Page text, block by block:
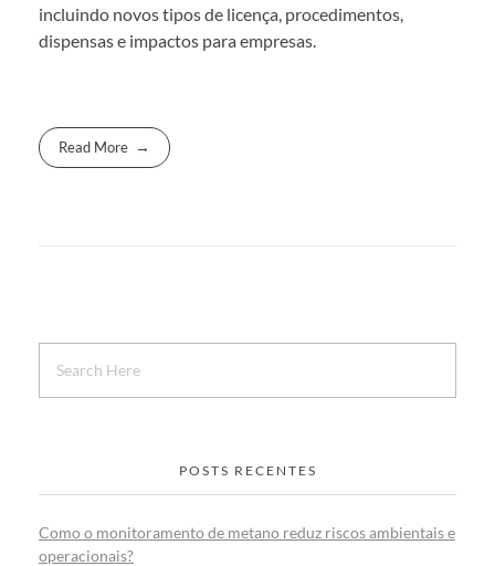
incluindo novos tipos de licença, procedimentos,
dispensas e impactos para empresas.
Read More
POSTS RECENTES
Como o monitoramento de metano reduz riscos ambientais e
operacionais?